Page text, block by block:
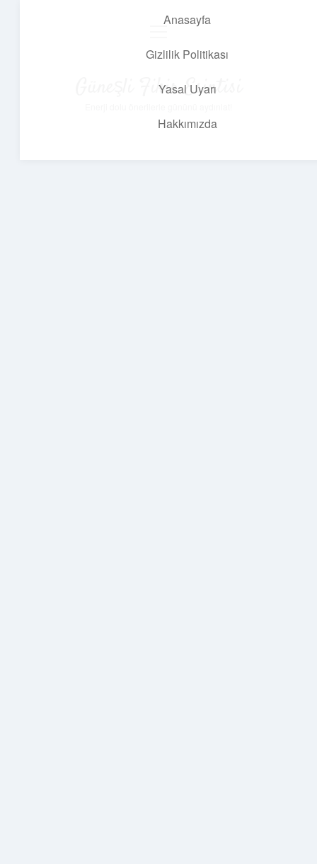
Anasayfa
Gizlilik Politikası
Yasal Uyarı
Hakkımızda
Güneşli Fikir Esintisi